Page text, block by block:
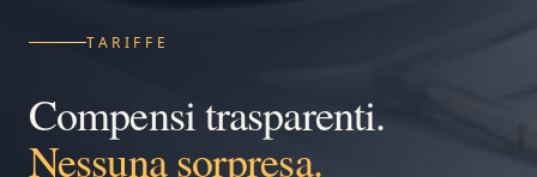
TARIFFE
Compensi trasparenti.
Nessuna sorpresa.